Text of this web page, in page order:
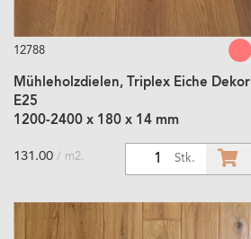
12788
Mühleholzdielen, Triplex Eiche Dekor
E25
1200-2400 x 180 x 14 mm
Stk.
131.00 / m2.